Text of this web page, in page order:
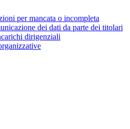
per mancata o incompleta
dei dati da parte dei titolari
dirigenziali